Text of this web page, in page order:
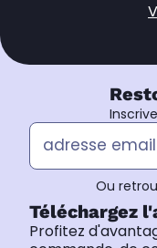
Ou
Téléchargez
Profitez